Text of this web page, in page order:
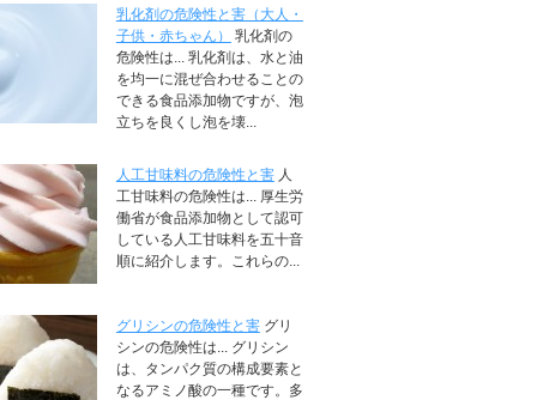
乳化剤の危険性と害（大人・
子供・赤ちゃん）
乳化剤の
危険性は... 乳化剤は、水と油
を均一に混ぜ合わせることの
できる食品添加物ですが、泡
立ちを良くし泡を壊...
人工甘味料の危険性と害 人
工甘味料の危険性は... 厚生労
働省が食品添加物として認可
している人工甘味料を五十音
順に紹介します。これらの...
グリシンの危険性と害 グリ
シンの危険性は... グリシン
は、タンパク質の構成要素と
なるアミノ酸の一種です。多